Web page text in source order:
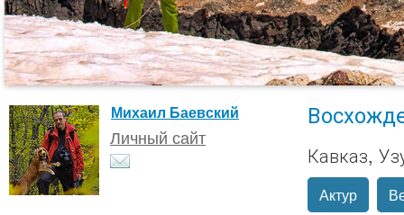
Михаил Баевский
Личный сайт
Кавказ,
Актур